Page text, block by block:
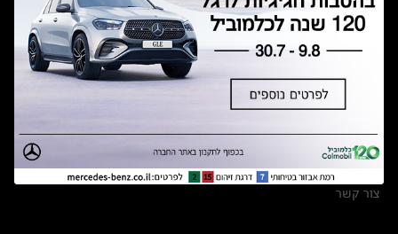
תקנון ימי מכירות 120 לכלמוביל
מצאו אותנו
אולמות תצוגה
מרכזי שירות
צור קשר